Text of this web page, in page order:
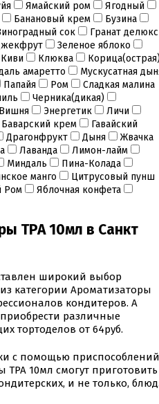
мастики и марципана
для моделирования
штампы для мастики
молды
Скалки
листы и коврики
Утюжки
армированные
для выпечки
резак
лопатки
наборы
розы
желатин
др
Кондитерские насадки
Миски и поддоны
гвоздики
кондитерские
пергамент
наклейки
Мороженое Мармелад
шпагат ,тишью
формы для выпечки
Ямайский ром
Ягодный
Банановый крем
Бузина
сок
Гранат делюкс
Зеленое яблоко
Киви Клюква
амаретто
Мускусатная
Папайя Ром
Сладкая малина
Черника(дикая)
Вишня Энергетик
Личи
Баварский крем
Гавайский
Драгонфрукт Дыня
Жвачка
Лаванда
Лимон-лайм
Миндаль
Пина-Колада
манго
Цитрусовый пунш
Ром
Яблочная конфета
TPA 10мл в Санкт
широкий выбор
категории Ароматизаторы
кондитеров. А
различные
тортоделов от 64руб.
с помощью приспособлений
10мл смогут приготовить
и не только,